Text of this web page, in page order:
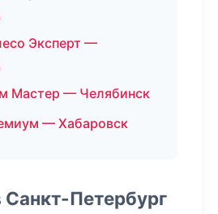
Эксперт —
Мастер — Челябинск
— Хабаровск
Петербург